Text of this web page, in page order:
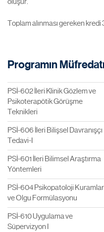
Toplam alınması gereken kredi
Programın Müfredatı
PSİ-602 İleri Klinik Gözlem ve
Psikoterapötik Görüşme
Teknikleri
PSİ-606 İleri Bilişsel Davranışçı
Tedavi-I
PSİ-601 İleri Bilimsel Araştırma
Yöntemleri
PSİ-604 Psikopatoloji
ve Olgu Formülasyonu
PSİ-610 Uygulama ve
Süpervizyon I